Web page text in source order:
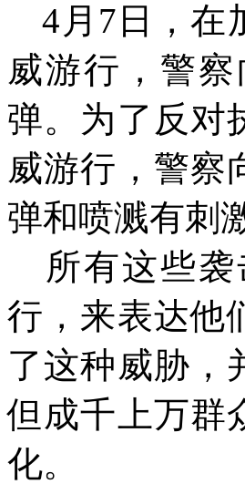
4月7日，在
威游行，警
弹。为了反对
威游行，警察
弹和喷溅有刺
所有这些
行，来表达他
了这种威胁，
但成千上万群
化。